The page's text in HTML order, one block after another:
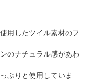
用したツイル素材のフ
のナチュラル感があわ
ぷりと使用していま